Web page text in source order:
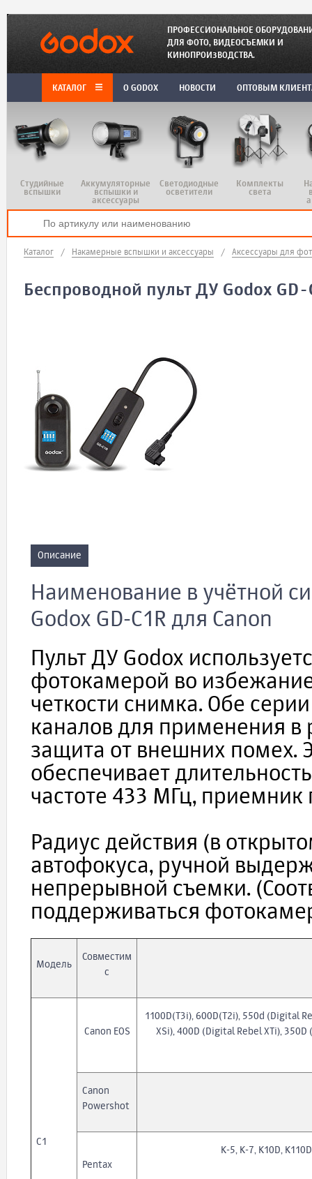
ПРОФЕССИОНАЛЬНОЕ
ДЛЯ ФОТО, ВИДЕОСЪЕМКИ И
КИНОПРОИЗВОДСТВА.
КАТАЛОГ O GODOX НОВОСТИ ОПТОВЫМ
Студийные
вспышки
Аккумуляторные
вспышки и
аксессуары
Светодиодные
осветители
Комплекты
света
Каталог / Накамерные вспышки и аксессуары / Аксессуары для
Беспроводной пульт ДУ Godox GD-
Описание
Наименование в учётной
Godox GD-C1R для Canon
Пульт ДУ Godox
фотокамерой во
четкости снимка. Обе
каналов для применения
защита от внешних помех.
обеспечивает
частоте 433 МГц, приемник
Радиус действия (в
автофокуса, ручной
непрерывной съемки.
поддерживаться
Модель
Совместим
с
C1
Canon EOS
1100D(T3i), 600D(T2i), 550d (Digital
XSi), 400D (Digital Rebel XTi), 350D
Canon
Powershot
Pentax
K-5, K-7, K10D,